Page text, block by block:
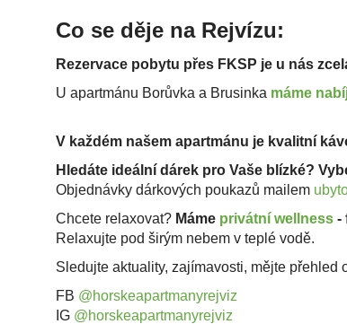
Co se děje na Rejvízu:
Rezervace pobytu přes FKSP je u nás
U apartmánu Borůvka a Brusinka máme
V každém našem apartmánu je kvalitní
Hledáte ideální dárek pro Vaše blízké?
Objednávky dárkových poukazů mailem
Chcete relaxovat? Máme privátní wellness -
Relaxujte pod širým nebem v teplé vodě.
Sledujte aktuality, zajímavosti, mějte přehled
FB @horskeapartmanyrejviz
IG @horskeapartmanyrejviz